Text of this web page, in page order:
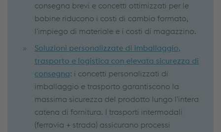
consegna brevi e concetti ottimizzati per le
bobine riducono i costi di cambio formato,
l'impiego di materiale e i costi di magazzino.
Soluzioni personalizzate di imballaggio,
trasporto e logistica con elevata sicurezza di
consegna: i concetti personalizzati di
imballaggio e trasporto garantiscono la
massima sicurezza del prodotto lungo l'intera
catena di fornitura. I trasporti intermodali
(ferrovia + strada) assicurano processi